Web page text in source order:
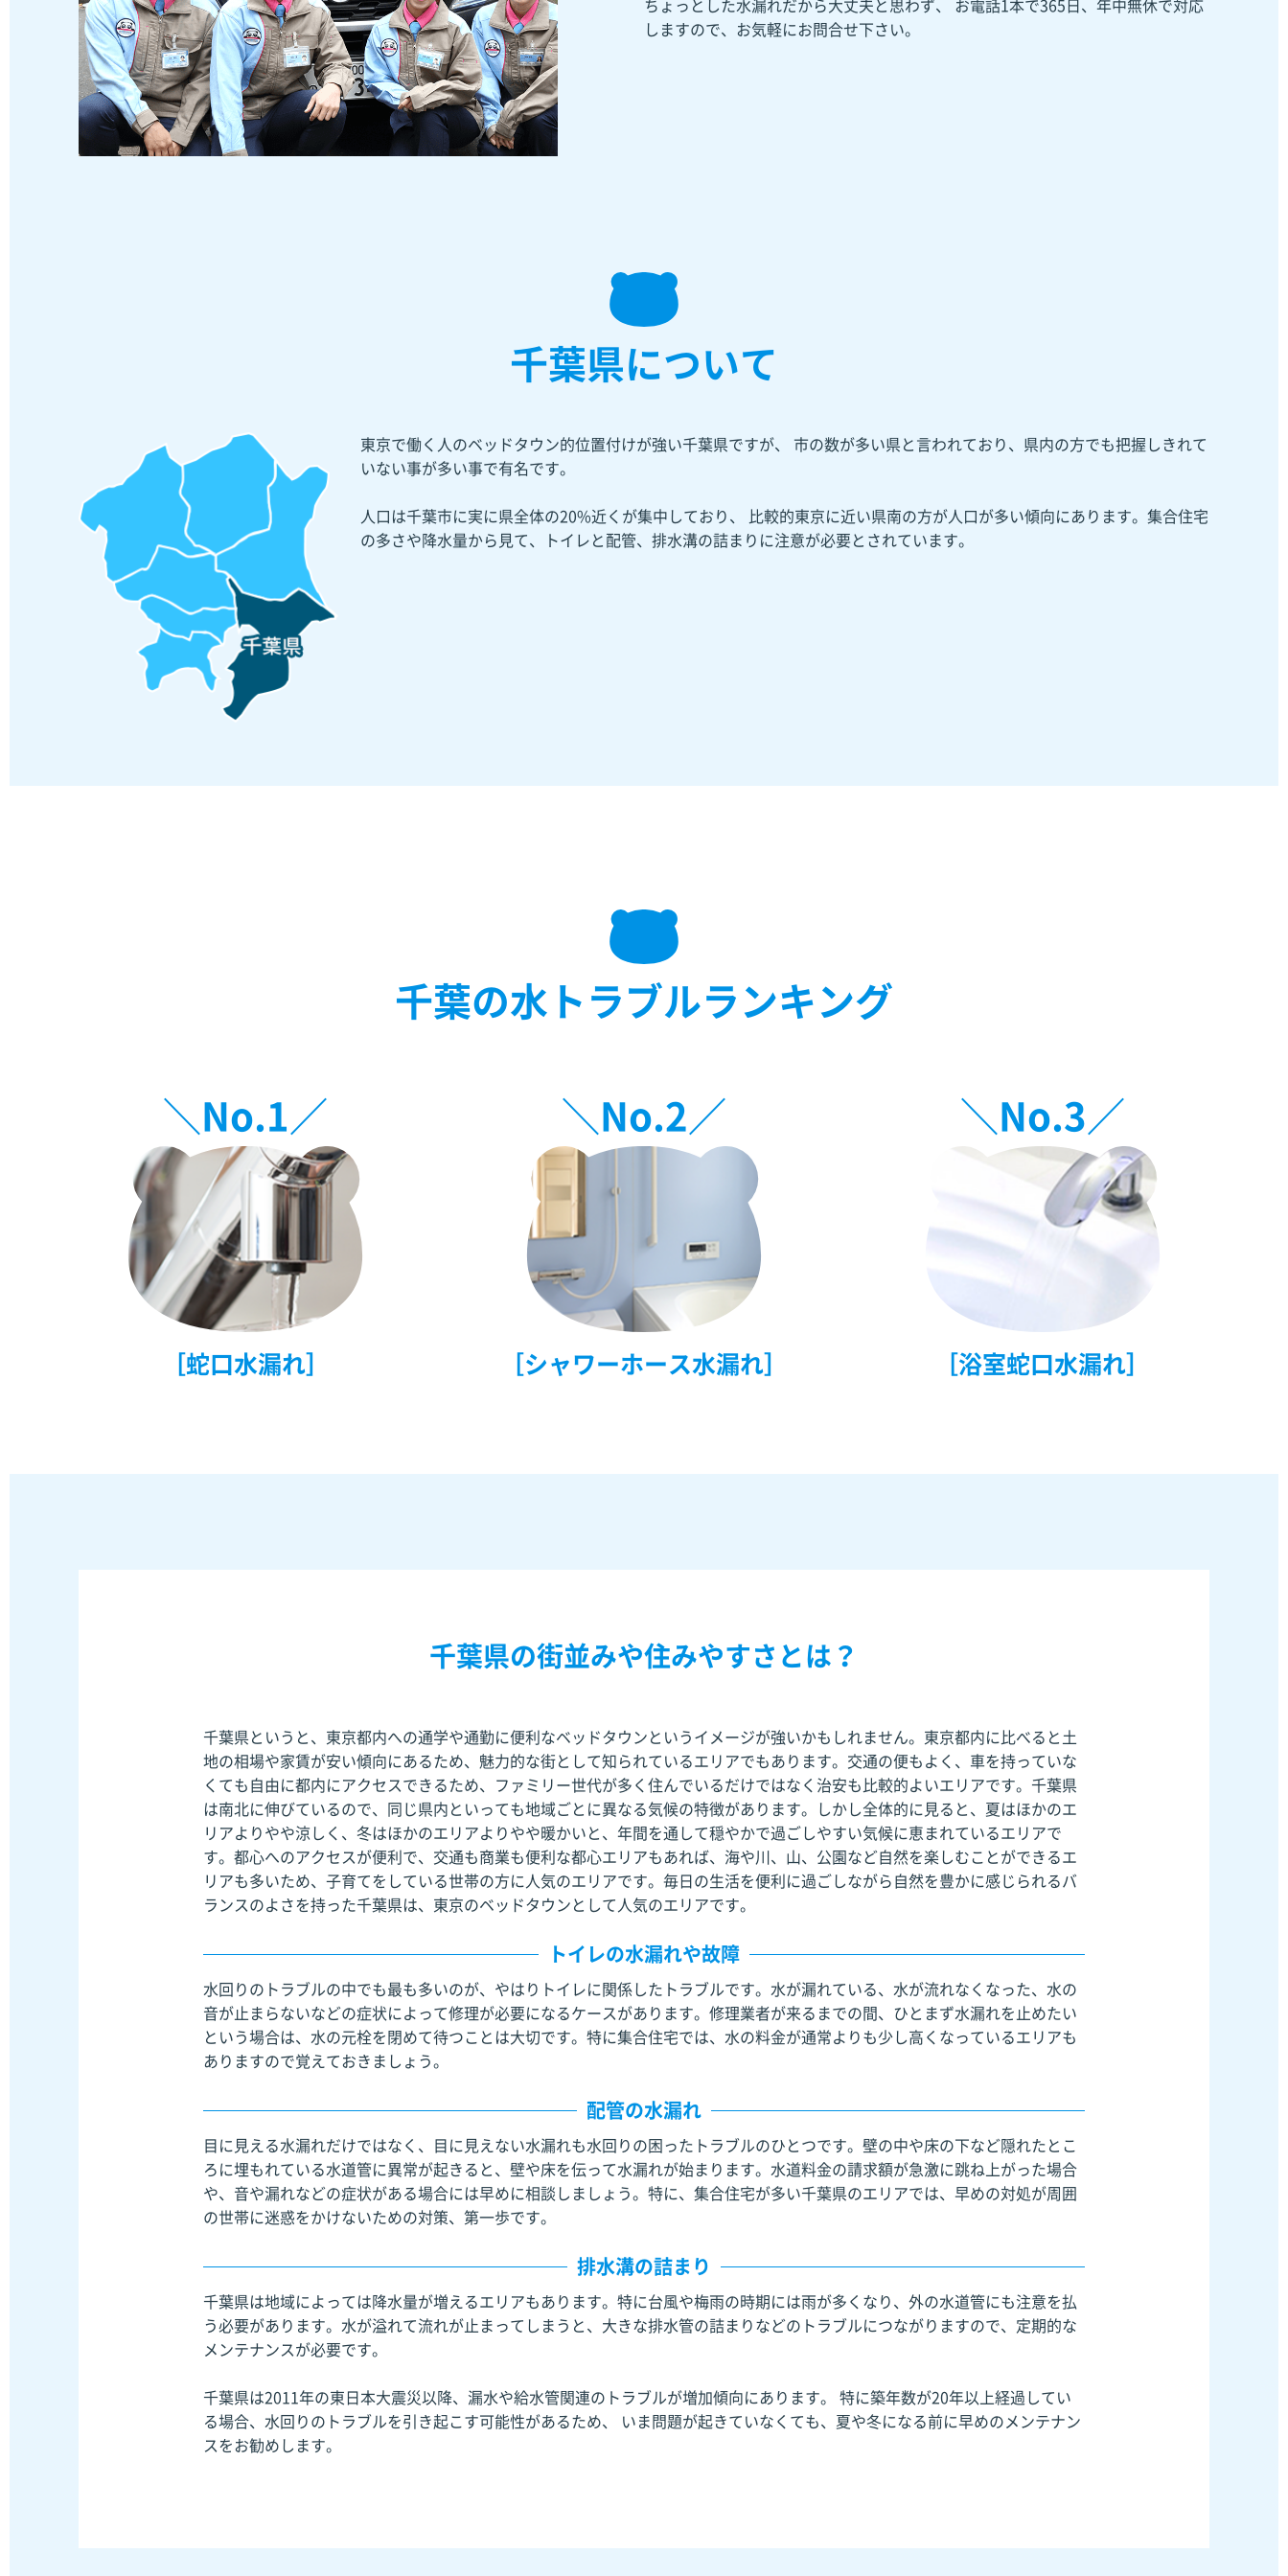
ちょっとした水漏れだから大丈夫と思わず、 お電話1本で365日、年中無休で対応
しますので、お気軽にお問合せ下さい。
千葉県について
東京で働く人のベッドタウン的位置付けが強い千葉県ですが、 市の数が多い県と言われており、県内の方でも把握しきれて
いない事が多い事で有名です。
人口は千葉市に実に県全体の20%近くが集中しており、 比較的東京に近い県南の方が人口が多い傾向にあります。集合住宅
の多さや降水量から見て、トイレと配管、排水溝の詰まりに注意が必要とされています。
千葉の水トラブルランキング
＼No.1／
［蛇口水漏れ］
＼No.2／
［シャワーホース水漏れ］
＼No.3／
［浴室蛇口水漏れ］
千葉県の街並みや住みやすさとは？
千葉県というと、東京都内への通学や通勤に便利なベッドタウンというイメージが強いかもしれません。東京都内に比べると土
地の相場や家賃が安い傾向にあるため、魅力的な街として知られているエリアでもあります。交通の便もよく、車を持っていな
くても自由に都内にアクセスできるため、ファミリー世代が多く住んでいるだけではなく治安も比較的よいエリアです。千葉県
は南北に伸びているので、同じ県内といっても地域ごとに異なる気候の特徴があります。しかし全体的に見ると、夏はほかのエ
リアよりやや涼しく、冬はほかのエリアよりやや暖かいと、年間を通して穏やかで過ごしやすい気候に恵まれているエリアで
す。都心へのアクセスが便利で、交通も商業も便利な都心エリアもあれば、海や川、山、公園など自然を楽しむことができるエ
リアも多いため、子育てをしている世帯の方に人気のエリアです。毎日の生活を便利に過ごしながら自然を豊かに感じられるバ
ランスのよさを持った千葉県は、東京のベッドタウンとして人気のエリアです。
トイレの水漏れや故障
水回りのトラブルの中でも最も多いのが、やはりトイレに関係したトラブルです。水が漏れている、水が流れなくなった、水の
音が止まらないなどの症状によって修理が必要になるケースがあります。修理業者が来るまでの間、ひとまず水漏れを止めたい
という場合は、水の元栓を閉めて待つことは大切です。特に集合住宅では、水の料金が通常よりも少し高くなっているエリアも
ありますので覚えておきましょう。
配管の水漏れ
目に見える水漏れだけではなく、目に見えない水漏れも水回りの困ったトラブルのひとつです。壁の中や床の下など隠れたとこ
ろに埋もれている水道管に異常が起きると、壁や床を伝って水漏れが始まります。水道料金の請求額が急激に跳ね上がった場合
や、音や漏れなどの症状がある場合には早めに相談しましょう。特に、集合住宅が多い千葉県のエリアでは、早めの対処が周囲
の世帯に迷惑をかけないための対策、第一歩です。
排水溝の詰まり
千葉県は地域によっては降水量が増えるエリアもあります。特に台風や梅雨の時期には雨が多くなり、外の水道管にも注意を払
う必要があります。水が溢れて流れが止まってしまうと、大きな排水管の詰まりなどのトラブルにつながりますので、定期的な
メンテナンスが必要です。
千葉県は2011年の東日本大震災以降、漏水や給水管関連のトラブルが増加傾向にあります。 特に築年数が20年以上経過してい
る場合、水回りのトラブルを引き起こす可能性があるため、 いま問題が起きていなくても、夏や冬になる前に早めのメンテナン
スをお勧めします。